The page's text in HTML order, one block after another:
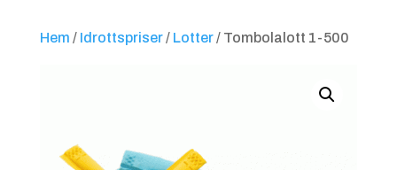
Hem / Idrottspriser/ Lotter/ Tombolalott 1-500